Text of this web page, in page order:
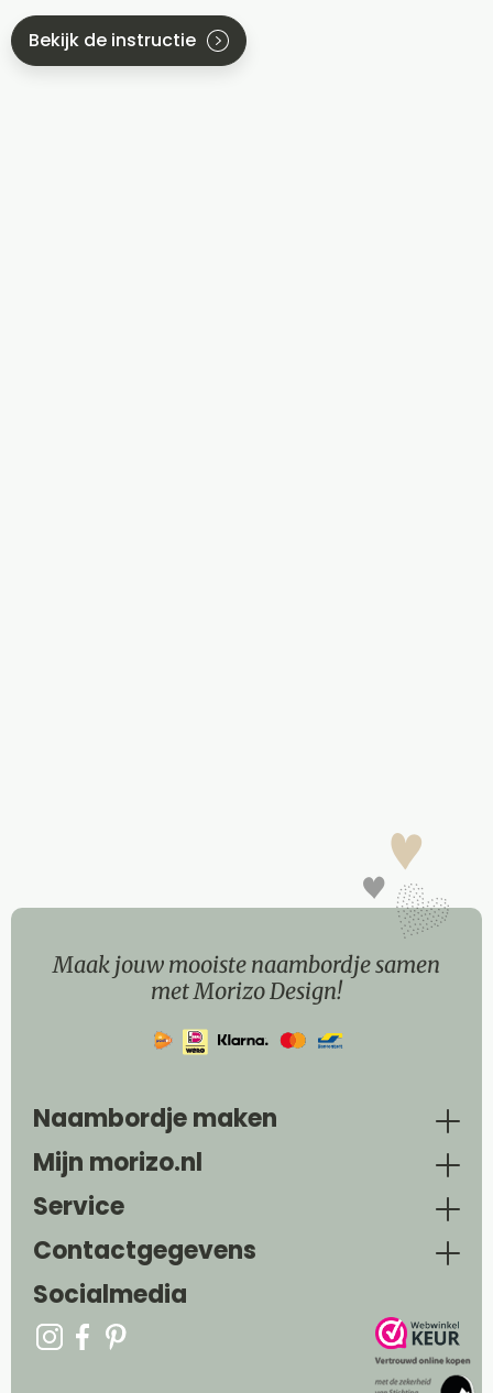
Bekijk de instructie
Maak jouw mooiste naambordje samen
met Morizo Design!
Naambordje maken
Mijn morizo.nl
Service
Contactgegevens
Socialmedia